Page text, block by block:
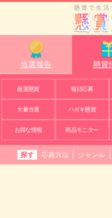
懸賞で生活
当選報告 懸賞
厳選懸賞 毎日応募
大量当選 ハガキ懸賞
お得な情報 商品モニター
探す 応募方法 ジャンル